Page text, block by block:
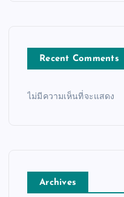
Recent Comments
ไม่มีความเห็นที่จะแสดง
Archives